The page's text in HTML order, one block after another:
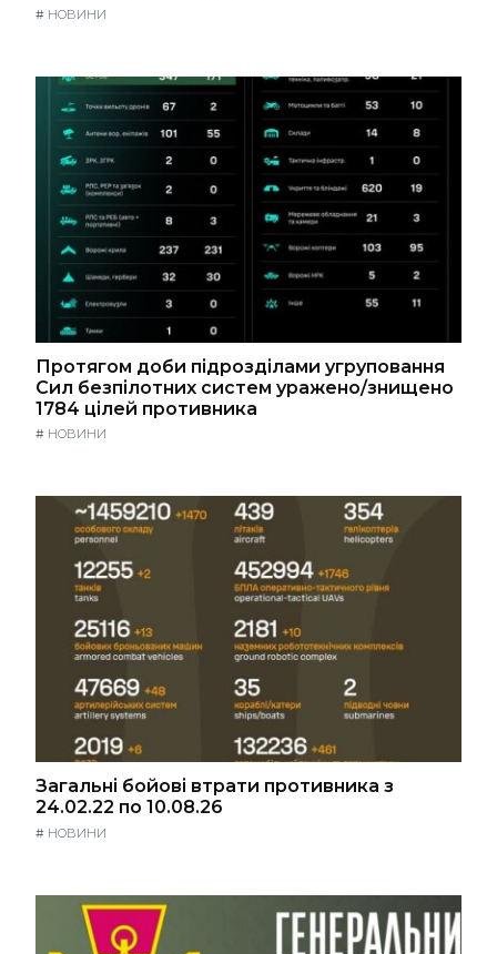
# НОВИНИ
Протягом доби підрозділами угруповання
Сил безпілотних систем уражено/знищено
1784 цілей противника
# НОВИНИ
Загальні бойові втрати противника з
24.02.22 по 10.08.26
# НОВИНИ